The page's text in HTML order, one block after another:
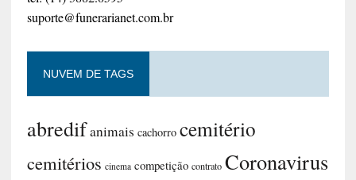
suporte@funerarianet.com.br
NUVEM DE TAGS
abredifanimais cachorro cemitério
cemitérios cinema competição contrato Coronavirus